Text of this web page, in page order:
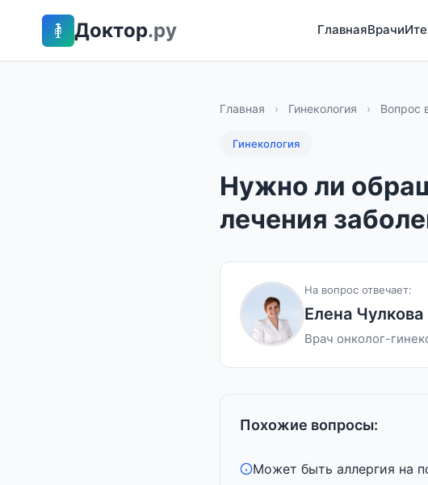
Доктор.ру ГлавнаяВрачи
Главная › Гинекология › Вопрос
Гинекология
Нужно ли
лечения
На вопрос отвечает:
Елена Чулкова
Врач онколог-
Похожие вопросы:
Может быть аллергия на